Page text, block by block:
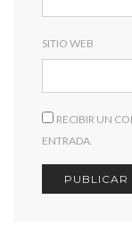
SITIO WEB
RECIBIR UN
ENTRADA.